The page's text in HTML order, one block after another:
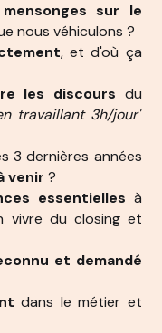
mensonges sur le
nous véhiculons ?
, et d'où ça
les discours du
travaillant 3h/jour"
3 dernières années
venir ?
essentielles à
vivre du closing et
et demandé
dans le métier et